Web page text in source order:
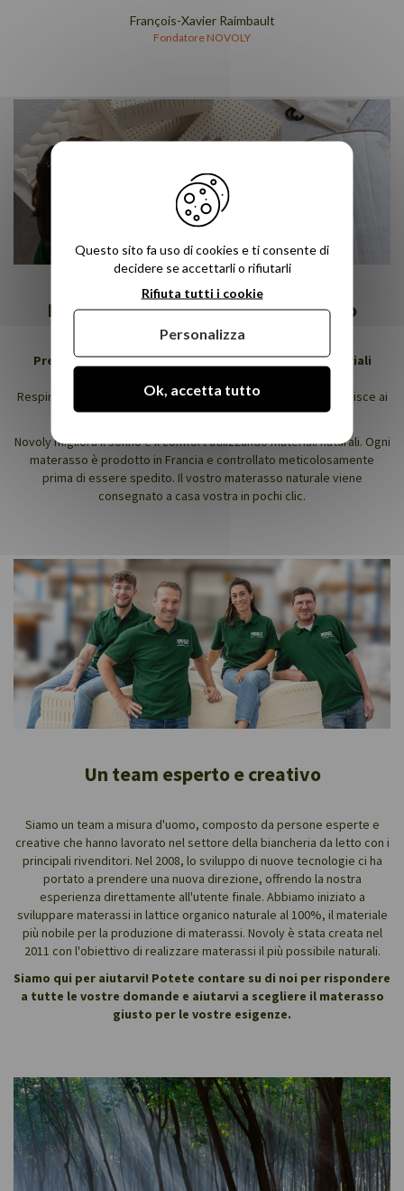
François-Xavier Raimbault
Fondatore NOVOLY
Materiali naturali per un sonno sano
Prendetevi cura del vostro sonno, dormite con materiali
Respirare ogni notte un cocktail di sostanze chimiche contribuisce ai
disturbi del sonno e alle patologie respiratorie.
Novoly migliora il sonno e il comfort utilizzando materiali naturali. Ogni
materasso è prodotto in Francia e controllato meticolosamente
prima di essere spedito. Il vostro materasso naturale viene
consegnato a casa vostra in pochi clic.
Un team esperto e creativo
Siamo un team a misura d'uomo, composto da persone esperte e
creative che hanno lavorato nel settore della biancheria da letto con i
principali rivenditori. Nel 2008, lo sviluppo di nuove tecnologie ci ha
portato a prendere una nuova direzione, offrendo la nostra
esperienza direttamente all'utente finale. Abbiamo iniziato a
sviluppare materassi in lattice organico naturale al 100%, il materiale
più nobile per la produzione di materassi. Novoly è stata creata nel
2011 con l'obiettivo di realizzare materassi il più possibile naturali.
Siamo qui per aiutarvi! Potete contare su di noi per rispondere
a tutte le vostre domande e aiutarvi a scegliere il materasso
giusto per le vostre esigenze.
Questo sito fa uso di cookies e ti consente di
decidere se accettarli o rifiutarli
Ok, accetta tutto
Rifiuta tutti i cookie
Personalizza